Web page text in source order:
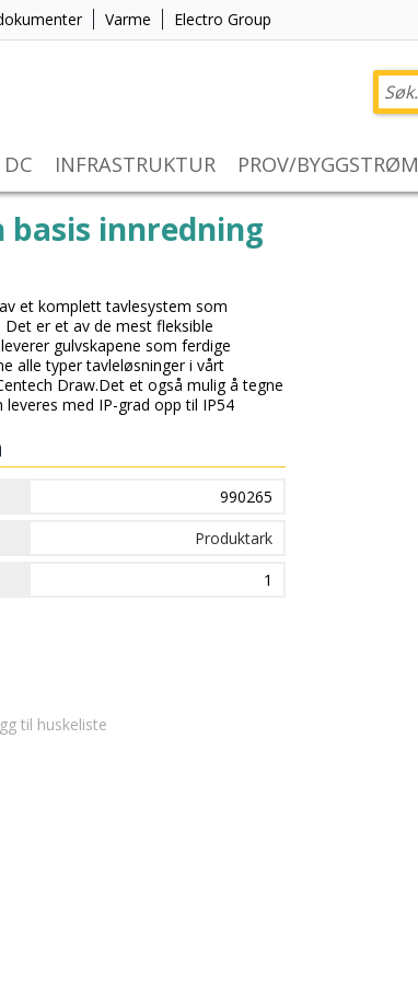
Varme Electro Group
DC INFRASTRUKTUR PROV/BYGGSTRØM
innredning
et komplett tavlesystem som
er et av de mest fleksible
gulvskapene som ferdige
alle typer tavleløsninger i vårt
Draw.Det et også mulig å tegne
med IP-grad opp til IP54
990265
Produktark
1
til huskeliste